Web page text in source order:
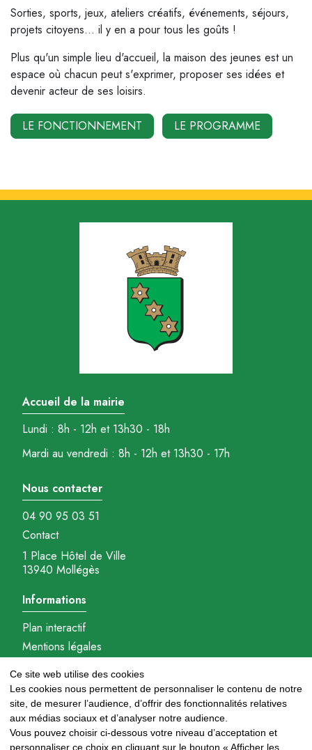
Ce site web utilise des cookies
Les cookies nous permettent de personnaliser le contenu de notre
site, de mesurer l’audience, d’offrir des fonctionnalités relatives
aux médias sociaux et d’analyser notre audience.
Vous pouvez choisir ci-dessous votre niveau d’acceptation et
personnaliser ce choix en cliquant sur le bouton « Afficher les
Sorties, sports, jeux, ateliers créatifs, événements, séjours,
projets citoyens… il y en a pour tous les goûts !
Plus qu'un simple lieu d'accueil, la maison des jeunes est un
espace où chacun peut s'exprimer, proposer ses idées et
devenir acteur de ses loisirs.
LE FONCTIONNEMENT LE PROGRAMME
Accueil de la mairie
Lundi : 8h - 12h et 13h30 - 18h
Mardi au vendredi : 8h - 12h et 13h30 - 17h
Nous contacter
04 90 95 03 51
Contact
1 Place Hôtel de Ville
13940 Mollégès
Informations
Plan interactif
Mentions légales
Réalisation : Ambition-com.fr
Nous suivre